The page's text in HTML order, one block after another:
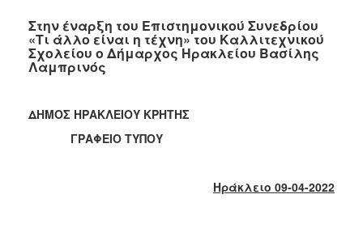
2022
2021
2019
2018
Στην έναρξη του Επιστημονικού Συνεδρίου
«Τι άλλο είναι η τέχνη» του Καλλιτεχνικού
Σχολείου ο Δήμαρχος Ηρακλείου Βασίλης
Λαμπρινός
ΔΗΜΟΣ ΗΡΑΚΛΕΙΟΥ ΚΡΗΤΗΣ
ΓΡΑΦΕΙΟ ΤΥΠΟΥ
Ηράκλειο 09-04-2022